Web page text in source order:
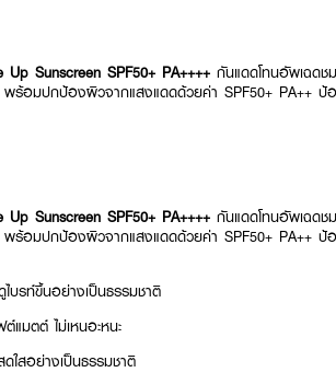
Up Sunscreen SPF50+ PA++++ กันแดดโทนอัพเฉดช
ร้อมปกป้องผิวจากแสงแดดด้วยค่า SPF50+ PA++ ป้
Up Sunscreen SPF50+ PA++++ กันแดดโทนอัพเฉดช
ร้อมปกป้องผิวจากแสงแดดด้วยค่า SPF50+ PA++ ป้
บรท์ขึ้นอย่างเป็นธรรมชาติ
มตต์ ไม่เหนอะหนะ
ใสอย่างเป็นธรรมชาติ